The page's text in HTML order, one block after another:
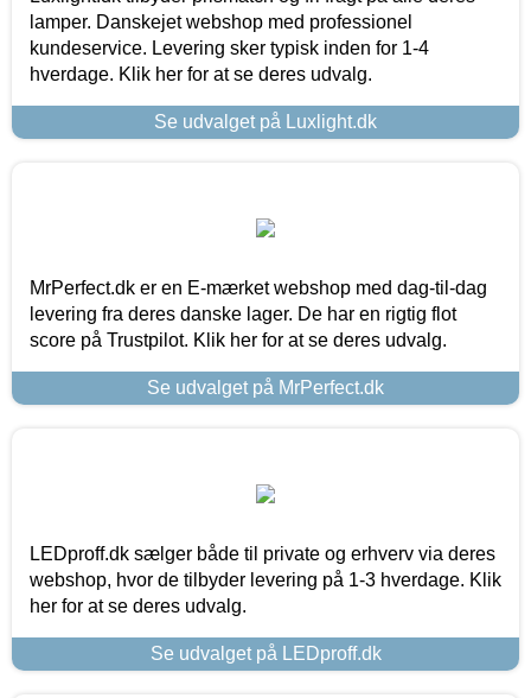
lamper. Danskejet webshop med professionel
kundeservice. Levering sker typisk inden for 1-4
hverdage. Klik her for at se deres udvalg.
Se udvalget på Luxlight.dk
MrPerfect.dk er en E-mærket webshop med dag-til-dag
levering fra deres danske lager. De har en rigtig flot
score på Trustpilot. Klik her for at se deres udvalg.
Se udvalget på MrPerfect.dk
LEDproff.dk sælger både til private og erhverv via deres
webshop, hvor de tilbyder levering på 1-3 hverdage. Klik
her for at se deres udvalg.
Se udvalget på LEDproff.dk